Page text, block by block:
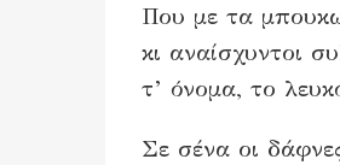
Που με τα
κι αναίσχυντοι
τ’ όνομα, το
Σε σένα οι